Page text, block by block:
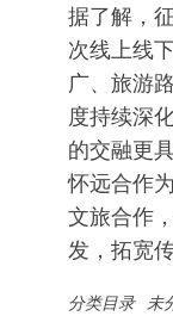
据了解，
次线上线
广、旅游
度持续深
的交融更
怀远合作
文旅合作
发，拓宽
分类目录 未